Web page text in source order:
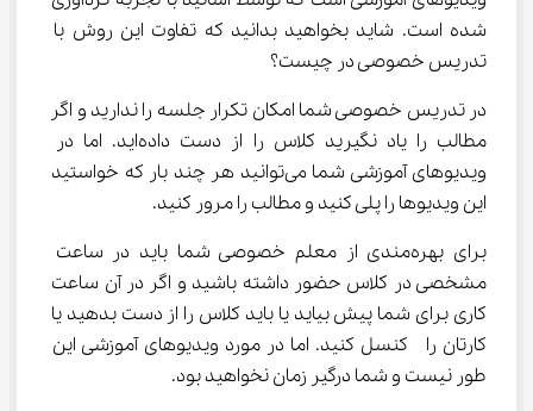
شده است. شاید بخواهید بدانید که تفاوت این روش با
تدریس خصوصی در چیست؟
در تدریس خصوصی شما امکان تکرار جلسه را ندارید و اگر
مطالب را یاد نگیرید کلاس را از دست داده‌اید. اما در
ویدیوهای آموزشی شما می‌توانید هر چند بار که خواستید
این ویدیوها را پلی کنید و مطالب را مرور کنید.
برای بهره‌مندی از معلم خصوصی شما باید در ساعت
مشخصی در کلاس حضور داشته باشید و اگر در آن ساعت
کاری برای شما پیش بیاید یا باید کلاس را از دست بدهید یا
کارتان را  کنسل کنید. اما در مورد ویدیوهای آموزشی این
طور نیست و شما درگیر زمان نخواهید بود.